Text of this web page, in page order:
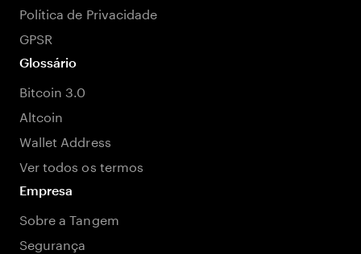
Política de Privacidade
GPSR
Glossário
Bitcoin 3.0
Altcoin
Wallet Address
Ver todos os termos
Empresa
Sobre a Tangem
Segurança